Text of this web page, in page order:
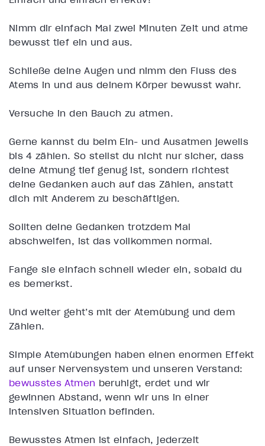
Nimm dir einfach Mal zwei Minuten Zeit und atme
bewusst tief ein und aus.
Schließe deine Augen und nimm den Fluss des
Atems in und aus deinem Körper bewusst wahr.
Versuche in den Bauch zu atmen.
Gerne kannst du beim Ein- und Ausatmen jeweils
bis 4 zählen. So stellst du nicht nur sicher, dass
deine Atmung tief genug ist, sondern richtest
deine Gedanken auch auf das Zählen, anstatt
dich mit Anderem zu beschäftigen.
Sollten deine Gedanken trotzdem Mal
abschweifen, ist das vollkommen normal.
Fange sie einfach schnell wieder ein, sobald du
es bemerkst.
Und weiter geht’s mit der Atemübung und dem
Zählen.
Simple Atemübungen haben einen enormen Effekt
auf unser Nervensystem und unseren Verstand:
bewusstes Atmen beruhigt, erdet und wir
gewinnen Abstand, wenn wir uns in einer
intensiven Situation befinden.
Bewusstes Atmen ist einfach, jederzeit